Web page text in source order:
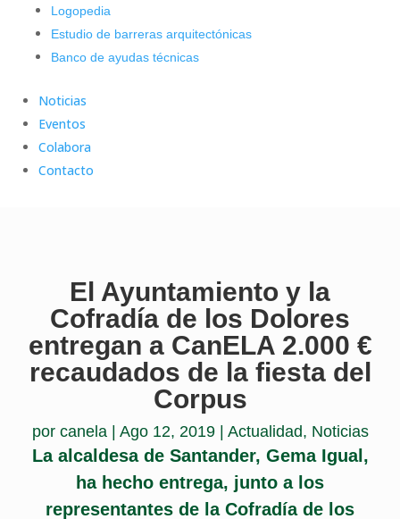
Logopedia
Estudio de barreras arquitectónicas
Banco de ayudas técnicas
Noticias
Eventos
Colabora
Contacto
El Ayuntamiento y la
Cofradía de los Dolores
entregan a CanELA 2.000 €
recaudados de la fiesta del
Corpus
por canela| Ago 12, 2019| Actualidad, Noticias
La alcaldesa de Santander, Gema Igual,
ha hecho entrega, junto a los
representantes de la Cofradía de los